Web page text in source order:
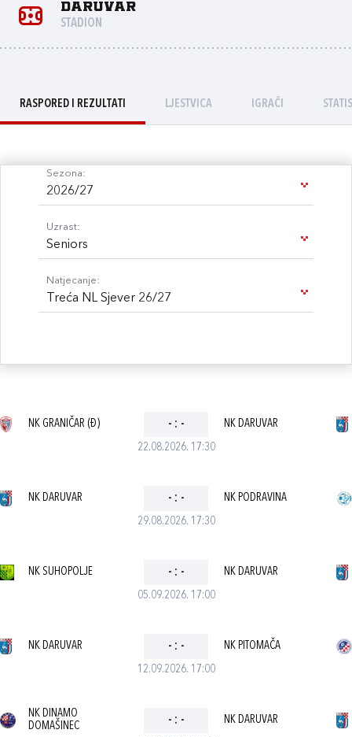
Daruvar
STADION
RASPORED I REZULTATI LJESTVICA IGRAČI
Sezona:
2026/27
Uzrast:
Seniors
Natjecanje:
Treća NL Sjever 26/27
22.08.2026. 17:30
NK GRANIČAR (Đ) - : - NK DARUVAR
29.08.2026. 17:30
NK DARUVAR - : - NK PODRAVINA
05.09.2026. 17:00
NK SUHOPOLJE - : - NK DARUVAR
12.09.2026. 17:00
NK DARUVAR - : - NK PITOMAČA
NK DINAMO
DOMAŠINEC
- : - NK DARUVAR